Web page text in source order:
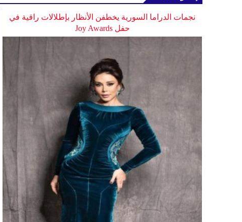
نجمات الدراما السورية يخطفن الأنظار بإطلالات راقية في
حفل Joy Awards